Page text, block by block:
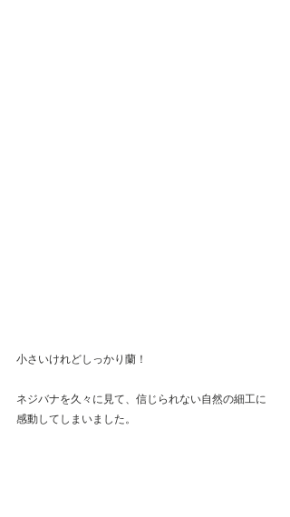
小さいけれどしっかり蘭！
ネジバナを久々に見て、信じられない自然の細工に
感動してしまいました。